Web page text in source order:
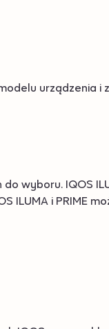
urządzenia i
wyboru. IQOS
i PRIME